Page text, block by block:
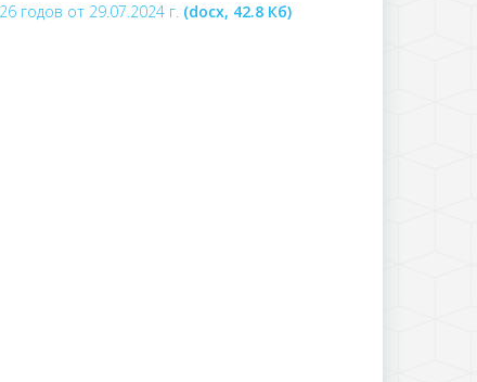
годов от 29.07.2024 г. (docx, 42.8 Кб)